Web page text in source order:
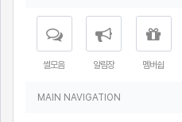
썰모음 알림장 멤버쉽
MAIN NAVIGATION